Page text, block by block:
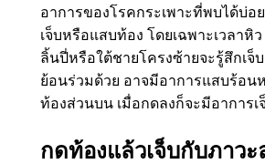
อาการของโรคกระเพาะที่พบได้บ่อ
เจ็บหรือแสบท้อง โดยเฉพาะเวลาหิ
ลิ้นปี่หรือใต้ชายโครงซ้ายจะรู้สึกเจ็
ย้อนร่วมด้วย อาจมีอาการแสบร้อน
ท้องส่วนบน เมื่อกดลงก็จะมีอาการเ
กดท้องแล้วเจ็บกับภาวะ